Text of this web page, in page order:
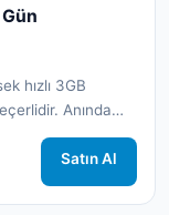
hızlı 3GB
Anında
Satın Al